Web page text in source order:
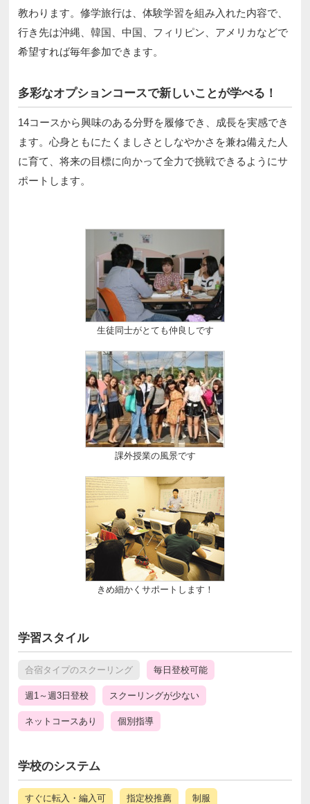
教わります。修学旅行は、体験学習を組み入れた内容で、
行き先は沖縄、韓国、中国、フィリピン、アメリカなどで
希望すれば毎年参加できます。
多彩なオプションコースで新しいことが学べる！
14コースから興味のある分野を履修でき、成長を実感でき
ます。心身ともにたくましさとしなやかさを兼ね備えた人
に育て、将来の目標に向かって全力で挑戦できるようにサ
ポートします。
生徒同士がとても仲良しです
課外授業の風景です
きめ細かくサポートします！
学習スタイル
合宿タイプのスクーリング 毎日登校可能
週1～週3日登校 スクーリングが少ない
ネットコースあり 個別指導
学校のシステム
すぐに転入・編入可 指定校推薦 制服